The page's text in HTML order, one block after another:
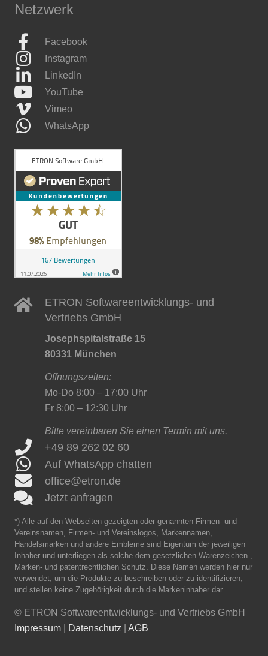
Netzwerk
Facebook
Instagram
LinkedIn
YouTube
Vimeo
WhatsApp
ETRON Softwareentwicklungs- und
Vertriebs GmbH
Josephspitalstraße 15
80331 München
Öffnungszeiten:
Mo-Do 8:00 – 17:00 Uhr
Fr 8:00 – 12:30 Uhr
Bitte vereinbaren Sie einen Termin mit uns.
+49 89 262 02 60
Auf WhatsApp chatten
office@etron.de
Jetzt anfragen
*) Alle auf den Webseiten gezeigten oder genannten Firmen- und
Vereinsnamen, Firmen- und Vereinslogos, Markennamen,
Handelsmarken und andere Embleme sind Eigentum der jeweiligen
Inhaber und unterliegen als solche dem gesetzlichen Warenzeichen-,
Marken- und patentrechtlichen Schutz. Diese Namen werden hier nur
verwendet, um die Produkte zu beschreiben oder zu identifizieren,
und stellen keine Zugehörigkeit durch die Markeninhaber dar.
© ETRON Softwareentwicklungs- und Vertriebs GmbH
Impressum
Datenschutz AGB